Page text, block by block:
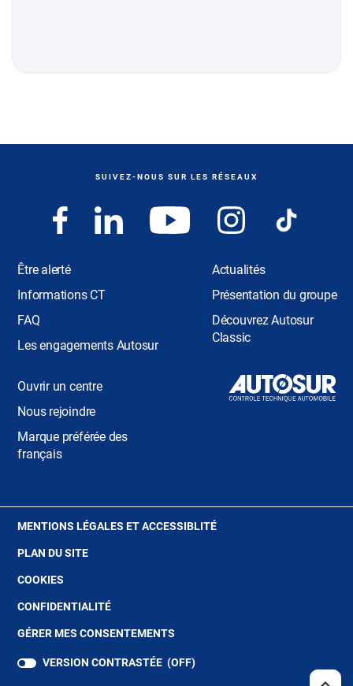
SUIVEZ-NOUS SUR LES RÉSEAUX
Être alerté
Informations CT
FAQ
Les engagements Autosur
Actualités
Présentation du groupe
Découvrez Autosur
Classic
Ouvrir un centre
Nous rejoindre
Marque préférée des
français
MENTIONS LÉGALES ET ACCESSIBLITÉ(OUVRE
PLAN DU SITE
COOKIES
UNE
FENÊTRE)
CONFIDENTIALITÉ(OUVRE
UNE
FENÊTRE)
GÉRER MES CONSENTEMENTS
VERSION CONTRASTÉE (OFF)